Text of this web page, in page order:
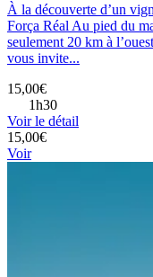
À la découverte d’un
Força Réal Au pied du
seulement 20 km à
vous invite...
15,00€
1h30
Voir le détail
15,00€
Voir